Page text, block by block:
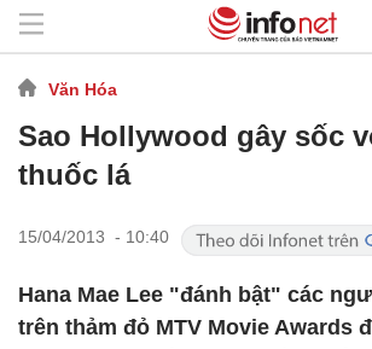
Văn Hóa
Sao Hollywood gây sốc
thuốc lá
15/04/2013 - 10:40
Hana Mae Lee "đánh bật" các
trên thảm đỏ MTV Movie Awards